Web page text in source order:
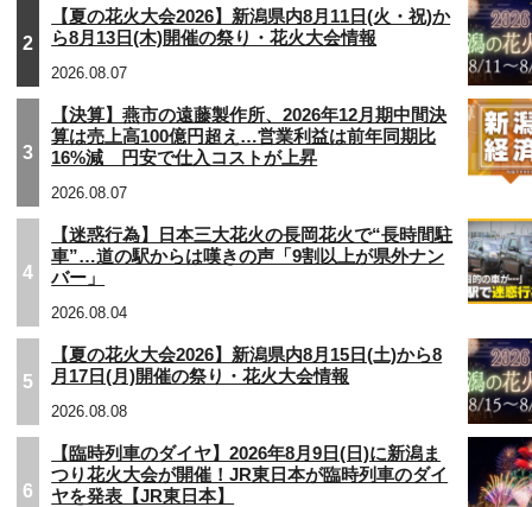
2
【夏の花火大会2026】新潟県内8月11日(火・祝)か
ら8月13日(木)開催の祭り・花火大会情報
2026.08.07
3
【決算】燕市の遠藤製作所、2026年12月期中間決
算は売上高100億円超え…営業利益は前年同期比
16%減 円安で仕入コストが上昇
2026.08.07
4
【迷惑行為】日本三大花火の長岡花火で“長時間駐
車”…道の駅からは嘆きの声「9割以上が県外ナン
バー」
2026.08.04
5
【夏の花火大会2026】新潟県内8月15日(土)から8
月17日(月)開催の祭り・花火大会情報
2026.08.08
6
【臨時列車のダイヤ】2026年8月9日(日)に新潟ま
つり花火大会が開催！JR東日本が臨時列車のダイ
ヤを発表【JR東日本】